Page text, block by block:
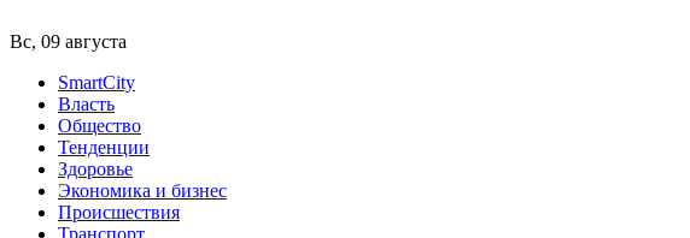
Вс, 09 августа
SmartCity
Власть
Общество
Тенденции
Здоровье
Экономика и бизнес
Происшествия
Транспорт